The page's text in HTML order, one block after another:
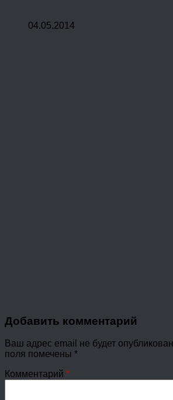
04.05.2014
Добавить комментарий
Ваш адрес email не будет
поля помечены *
Комментарий *